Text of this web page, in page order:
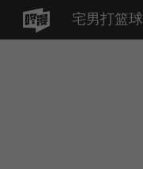
宅男打篮球